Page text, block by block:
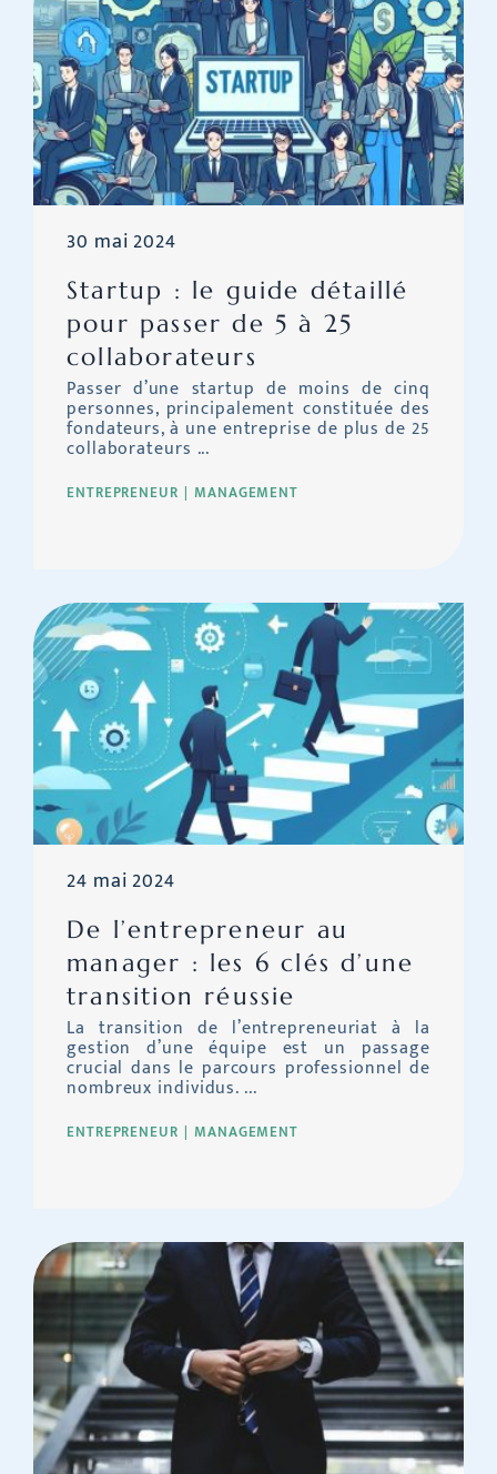
ENTREPRENEUR MANAGEMENT
Startup : le guide détaillé
pour passer de 5 à 25
collaborateurs
30 mai 2024
Passer d’une startup de moins de cinq
personnes, principalement constituée des
fondateurs, à une entreprise de plus de 25
collaborateurs ...
ENTREPRENEUR MANAGEMENT
De l’entrepreneur au
manager : les 6 clés d’une
transition réussie
24 mai 2024
La transition de l’entrepreneuriat à la
gestion d’une équipe est un passage
crucial dans le parcours professionnel de
nombreux individus. ...